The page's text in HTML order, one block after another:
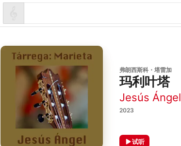
弗朗西斯科・塔雷加
玛利叶塔
Jesús Ángel
2023
试听